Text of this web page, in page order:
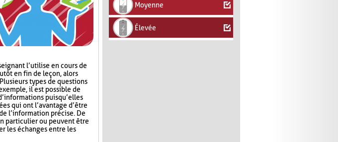
Moyenne
Élevée
l’utilise en cours de
en fin de leçon, alors
types de questions
il est possible de
puisqu’elles
qui ont l’avantage d’être
l’information précise. De
particulier ou peuvent être
les échanges entre les